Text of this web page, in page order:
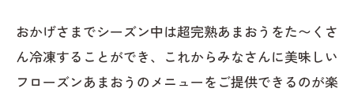
おかげさまでシーズン中は超完熟あまおうをた〜くさ
ん冷凍することができ、これからみなさんに美味しい
フローズンあまおうのメニューをご提供できるのが楽